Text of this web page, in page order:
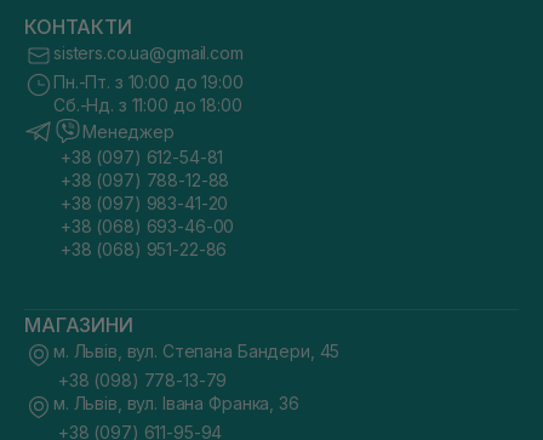
КОНТАКТИ
sisters.co.ua@gmail.com
Пн.-Пт. з 10:00 до 19:00
Сб.-Нд. з 11:00 до 18:00
Менеджер
+38 (097) 612-54-81
+38 (097) 788-12-88
+38 (097) 983-41-20
+38 (068) 693-46-00
+38 (068) 951-22-86
МАГАЗИНИ
м. Львів, вул. Степана Бандери, 45
+38 (098) 778-13-79
м. Львів, вул. Івана Франка, 36
+38 (097) 611-95-94